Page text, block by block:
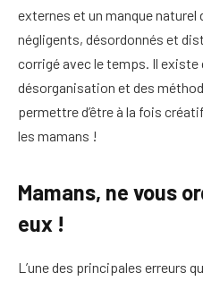
externes et un manque naturel
négligents, désordonnés et
corrigé avec le temps. Il existe
désorganisation et des
permettre d’être à la fois
les mamans !
Mamans, ne vous
eux !
L’une des principales erreurs